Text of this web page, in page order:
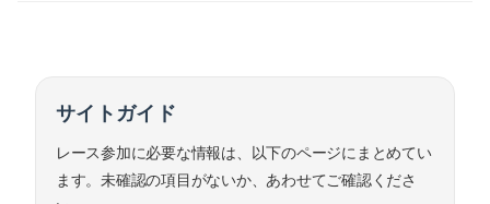
サイトガイド
レース参加に必要な情報は、以下のページにまとめてい
ます。未確認の項目がないか、あわせてご確認くださ